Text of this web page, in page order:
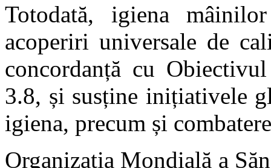
Totodată, igiena
acoperiri universale de
concordanță cu
3.8, și susține inițiativele
igiena, precum și
Organizația Mondială a